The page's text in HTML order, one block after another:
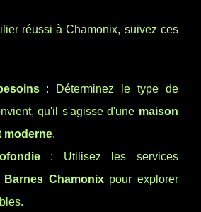
réussi à Chamonix, suivez ces
: Déterminez le type de
qu'il s'agisse d'une maison
moderne.
: Utilisez les services
Barnes Chamonixpour explorer